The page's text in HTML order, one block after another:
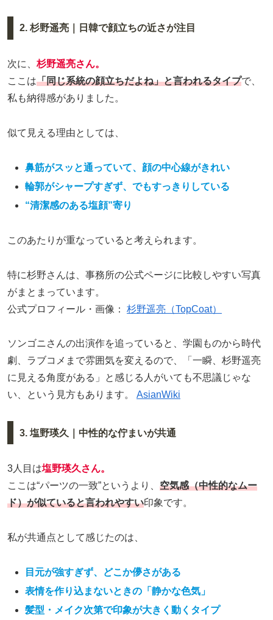
2. 杉野遥亮｜日韓で顔立ちの近さが注目
次に、 杉野遥亮さん。
ここは「同じ系統の顔立ちだよね」と言われるタイプで、
私も納得感がありました。
似て見える理由としては、
鼻筋がスッと通っていて、顔の中心線がきれい
輪郭がシャープすぎず、でもすっきりしている
“清潔感のある塩顔”寄り
このあたりが重なっていると考えられます。
特に杉野さんは、事務所の公式ページに比較しやすい写真
がまとまっています。
公式プロフィール・画像： 杉野遥亮（TopCoat）
ソンゴニさんの出演作を追っていると、学園ものから時代
劇、ラブコメまで雰囲気を変えるので、「一瞬、杉野遥亮
に見える角度がある」と感じる人がいても不思議じゃな
い、という見方もあります。 AsianWiki
3. 塩野瑛久｜中性的な佇まいが共通
3人目は塩野瑛久さん。
ここは“パーツの一致”というより、 空気感（中性的なムー
ド）が似ていると言われやすい印象です。
私が共通点として感じたのは、
目元が強すぎず、どこか儚さがある
表情を作り込まないときの「静かな色気」
髪型・メイク次第で印象が大きく動くタイプ